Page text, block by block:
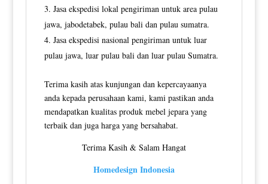
Jasa ekspedisi lokal pengiriman untuk area pulau
jawa, jabodetabek, pulau bali dan pulau sumatra.
Jasa ekspedisi nasional pengiriman untuk luar
pulau jawa, luar pulau bali dan luar pulau Sumatra.
Terima kasih atas kunjungan dan kepercayaanya
anda kepada perusahaan kami, kami pastikan anda
mendapatkan kualitas produk mebel jepara yang
terbaik dan juga harga yang bersahabat.
Terima Kasih & Salam Hangat
Homedesign Indonesia